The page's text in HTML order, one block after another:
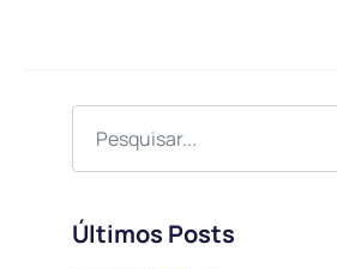
Últimos Posts